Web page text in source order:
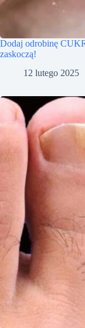
Dodaj odrobinę
zaskoczą!
12 lutego 2025